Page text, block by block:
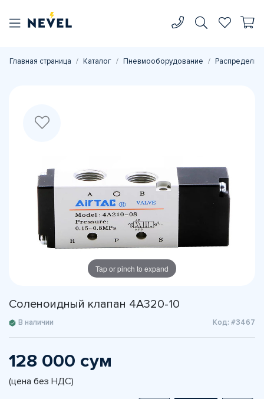
Главная страница Каталог Пневмооборудование
Tap or pinch to expand
Соленоидный клапан 4A320-10
В наличии Код: #3467
128 000 сум
(цена без НДС)